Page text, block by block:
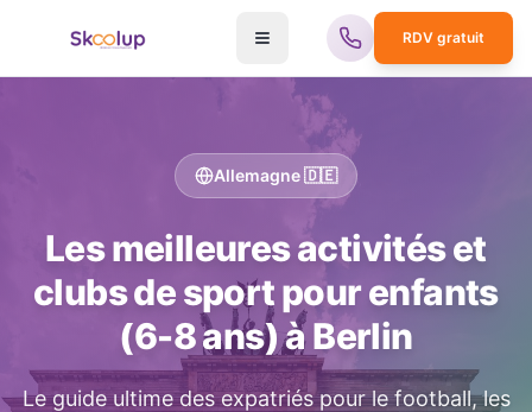
RDV gratuit
Allemagne🇩🇪
Les meilleures activités et
clubs de sport pour enfants
(6-8 ans) àBerlin
Le guide ultime des expatriés pour le football, les